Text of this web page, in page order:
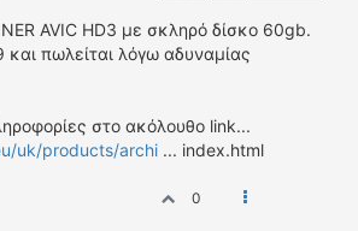
AVIC HD3 με σκληρό δίσκο 60gb.
πωλείται λόγω αδυναμίας
στο ακόλουθο link...
uk/products/archi ... index.html
0